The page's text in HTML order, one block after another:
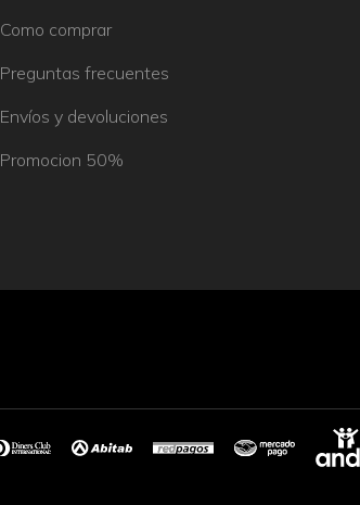
Como comprar
Preguntas frecuentes
Envíos y devoluciones
Promocion 50%